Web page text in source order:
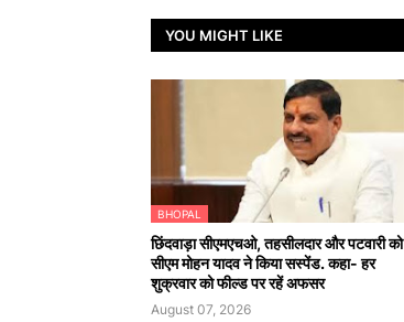
YOU MIGHT LIKE
BHOPAL
छिंदवाड़ा सीएमएचओ, तहसीलदार और पटवारी को
सीएम मोहन यादव ने किया सस्पेंड. कहा- हर
शुक्रवार को फील्ड पर रहें अफसर
August 07, 2026